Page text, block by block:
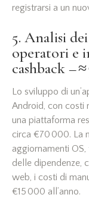
registrarsi a un
5. Analisi
operatori e
cashback –
Lo sviluppo di
Android, con costi
una piattaforma
circa €70 000. La
aggiornamenti
delle dipendenze,
web, i costi di
€15 000 all’anno.